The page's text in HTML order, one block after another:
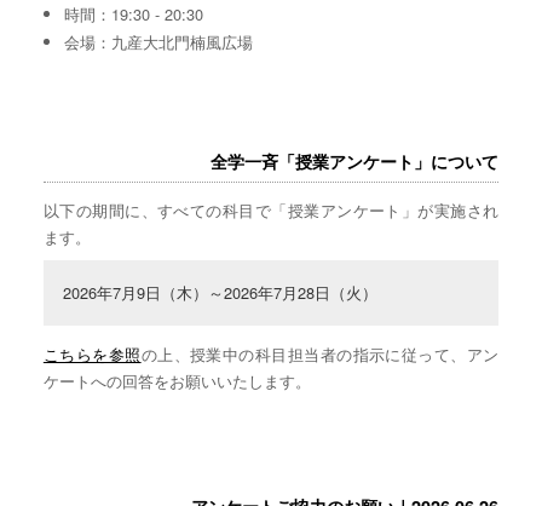
時間：19:30 - 20:30
会場：九産大北門楠風広場
全学一斉「授業アンケート」について
以下の期間に、すべての科目で「授業アンケート」が実施され
ます。
2026年7月9日（木）～2026年7月28日（火）
こちらを参照の上、授業中の科目担当者の指示に従って、アン
ケートへの回答をお願いいたします。